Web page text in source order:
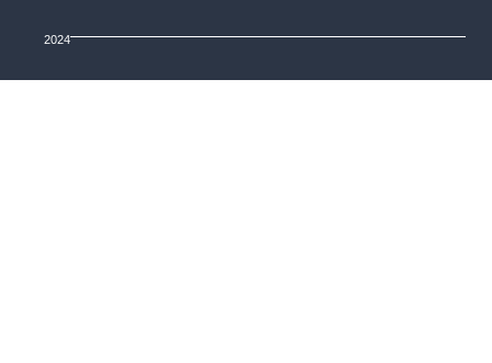
2024